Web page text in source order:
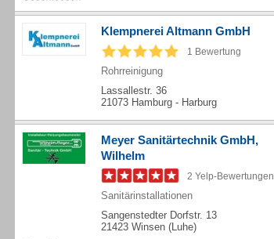
Klempnerei Altmann GmbH
1 Bewertung
Rohrreinigung
Lassallestr. 36
21073 Hamburg - Harburg
Meyer Sanitärtechnik GmbH,
Wilhelm
2 Yelp-Bewertungen
Sanitärinstallationen
Sangenstedter Dorfstr. 13
21423 Winsen (Luhe)